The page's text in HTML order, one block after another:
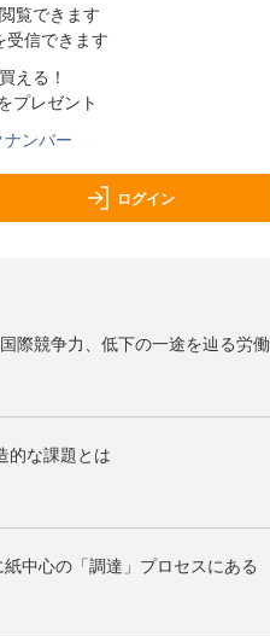
覧できます
受信できます
える！
プレゼント
ンバー
ログイン
際競争力、低下の一途を辿る労働
的な課題とは
中心の「調達」プロセスにある